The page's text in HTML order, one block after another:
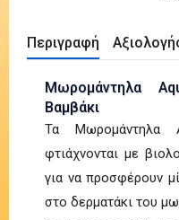
Περιγραφή
Μωρομάντηλα
Βαμβάκι
Τα Μωρομάντηλα
φτιάχνονται με
για να προσφέρουν
στο δερματάκι του